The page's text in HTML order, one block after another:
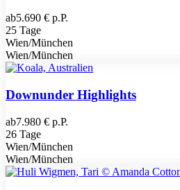
ab5.690 € p.P.
25 Tage
Wien/München
Wien/München
Downunder Highlights
ab7.980 € p.P.
26 Tage
Wien/München
Wien/München